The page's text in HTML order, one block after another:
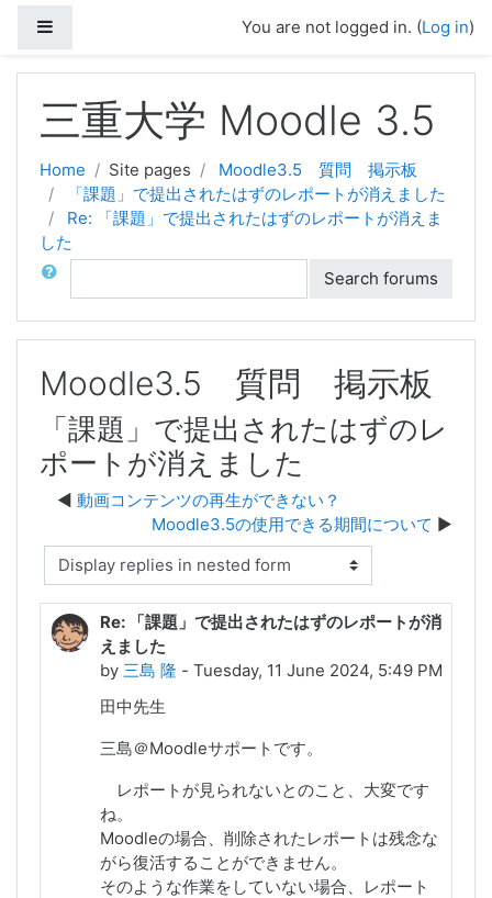
You are not logged in. (Log in)
三重大学 Moodle 3.5
Home Site pages
Moodle3.5 質問 掲示板
「課題」で提出されたはずのレポートが消えました
Re: 「課題」で提出されたはずのレポートが消えま
した
Search
Search forums
Moodle3.5 質問 掲示板
「課題」で提出されたはずのレ
ポートが消えました
動画コンテンツの再生ができない？
Moodle3.5の使用できる期間について
Display mode
Re: 「課題」で提出されたはずのレポートが消
えました
by 三島 隆 - Tuesday, 11 June 2024, 5:49 PM
田中先生
三島＠Moodleサポートです。
レポートが見られないとのこと、大変です
ね。
Moodleの場合、削除されたレポートは残念な
がら復活することができません。
そのような作業をしていない場合、レポート